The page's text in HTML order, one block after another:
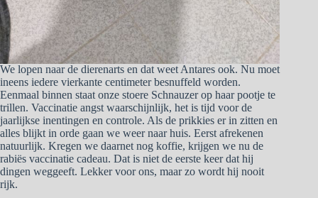
We lopen naar de dierenarts en dat weet Antares ook. Nu moet
ineens iedere vierkante centimeter besnuffeld worden.
Eenmaal binnen staat onze stoere Schnauzer op haar pootje te
trillen. Vaccinatie angst waarschijnlijk, het is tijd voor de
jaarlijkse inentingen en controle. Als de prikkies er in zitten en
alles blijkt in orde gaan we weer naar huis. Eerst afrekenen
natuurlijk. Kregen we daarnet nog koffie, krijgen we nu de
rabiës vaccinatie cadeau. Dat is niet de eerste keer dat hij
dingen weggeeft. Lekker voor ons, maar zo wordt hij nooit
rijk.